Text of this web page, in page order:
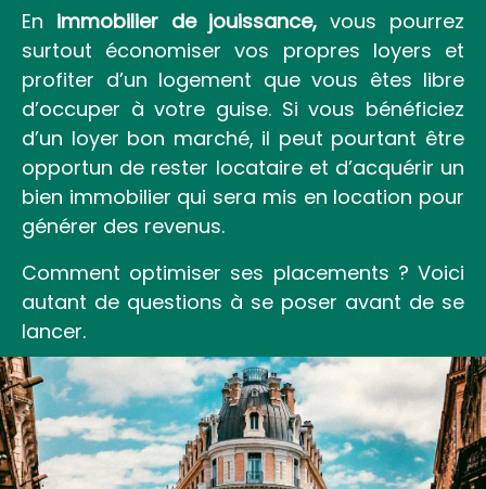
En immobilier de jouissance, vous pourrez
surtout économiser vos propres loyers et
profiter d’un logement que vous êtes libre
d’occuper à votre guise. Si vous bénéficiez
d’un loyer bon marché, il peut pourtant être
opportun de rester locataire et d’acquérir un
bien immobilier qui sera mis en location pour
générer des revenus.
Comment optimiser ses placements ? Voici
autant de questions à se poser avant de se
lancer.